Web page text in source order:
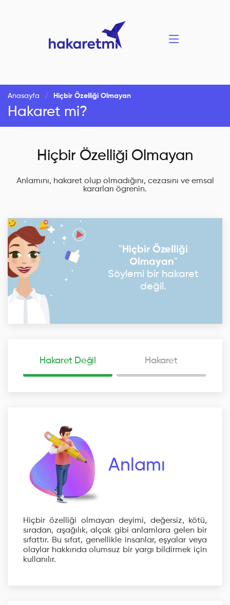
Anasayfa Hiçbir Özelliği Olmayan
Hakaret mi?
Hiçbir Özelliği Olmayan
Anlamını, hakaret olup olmadığını, cezasını ve emsal
kararları ögrenin.
"Hiçbir Özelliği
Olmayan"
Söylemi bir hakaret
değil.
Hakaret Değil Hakaret
Anlamı
Hiçbir özelliği olmayan deyimi, değersiz, kötü,
sıradan, aşağılık, alçak gibi anlamlara gelen bir
sıfattır. Bu sıfat, genellikle insanlar, eşyalar veya
olaylar hakkında olumsuz bir yargı bildirmek için
kullanılır.